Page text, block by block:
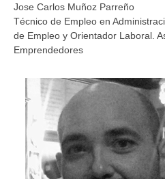
Jose Carlos Muñoz Parreño
Técnico de Empleo en
de Empleo y Orientador Laboral.
Emprendedores